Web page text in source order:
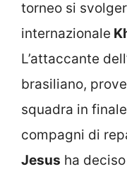
torneo si
internazionale
L’attaccante
brasiliano,
squadra in
compagni di
Jesus ha